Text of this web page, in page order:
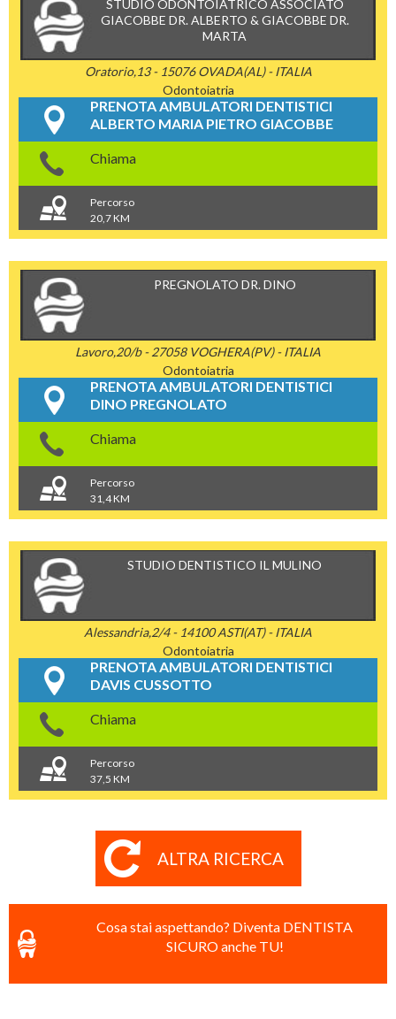
STUDIO ODONTOIATRICO ASSOCIATO
GIACOBBE DR. ALBERTO & GIACOBBE DR.
MARTA
Oratorio,13 - 15076 OVADA(AL) - ITALIA
Odontoiatria
PRENOTA AMBULATORI DENTISTICI
ALBERTO MARIA PIETRO GIACOBBE
Chiama
Percorso
20,7 KM
PREGNOLATO DR. DINO
Lavoro,20/b - 27058 VOGHERA(PV) - ITALIA
Odontoiatria
PRENOTA AMBULATORI DENTISTICI
DINO PREGNOLATO
Chiama
Percorso
31,4 KM
STUDIO DENTISTICO IL MULINO
Alessandria,2/4 - 14100 ASTI(AT) - ITALIA
Odontoiatria
PRENOTA AMBULATORI DENTISTICI
DAVIS CUSSOTTO
Chiama
Percorso
37,5 KM
ALTRA RICERCA
Cosa stai aspettando? Diventa DENTISTA
SICURO anche TU!